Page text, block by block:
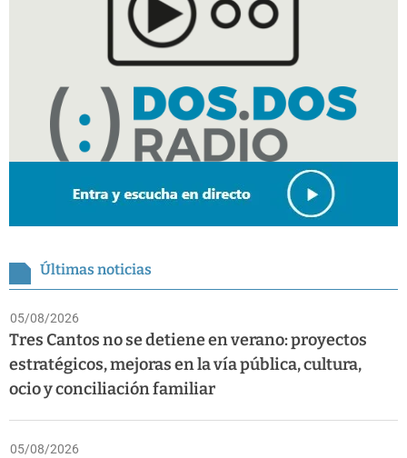
Últimas noticias
05/08/2026
Tres Cantos no se detiene en verano: proyectos
estratégicos, mejoras en la vía pública, cultura,
ocio y conciliación familiar
05/08/2026